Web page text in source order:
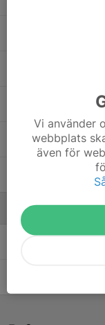
Noel
Tin Maasovi
Vincent
Ledare
Vi använder
webbplats
även för